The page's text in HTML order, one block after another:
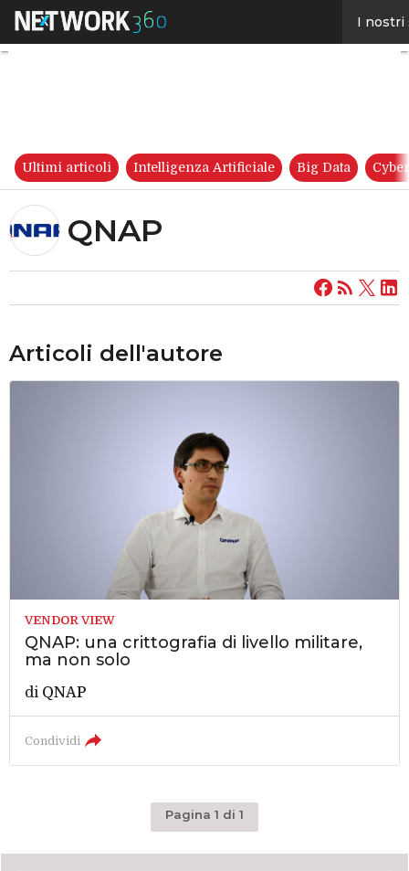
I nostri
QNAP
Ultimi articoli Intelligenza Artificiale Big Data
QNAP
Articoli dell'autore
VENDOR VIEW
QNAP: una crittografia di livello militare,
ma non solo
di QNAP
Condividi
Pagina 1 di 1